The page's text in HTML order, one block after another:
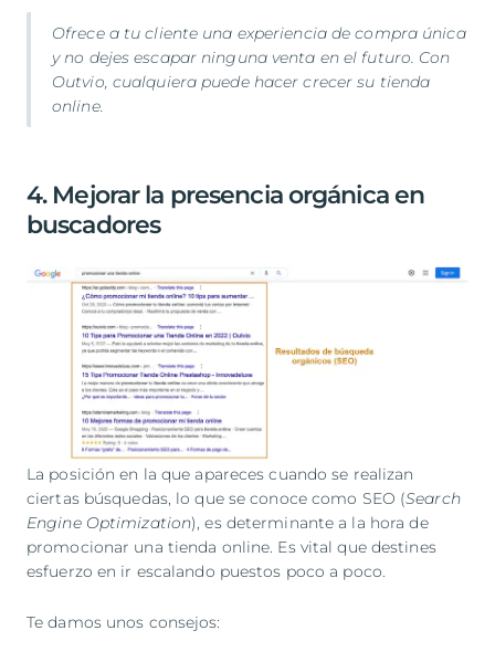
Ofrece a tu cliente una experiencia de compra única
y no dejes escapar ninguna venta en el futuro. Con
Outvio, cualquiera puede hacer crecer su tienda
online.
4. Mejorar la presencia orgánica en
buscadores
La posición en la que apareces cuando se realizan
ciertas búsquedas, lo que se conoce como SEO (Search
Engine Optimization), es determinante a la hora de
promocionar una tienda online. Es vital que destines
esfuerzo en ir escalando puestos poco a poco.
Te damos unos consejos: